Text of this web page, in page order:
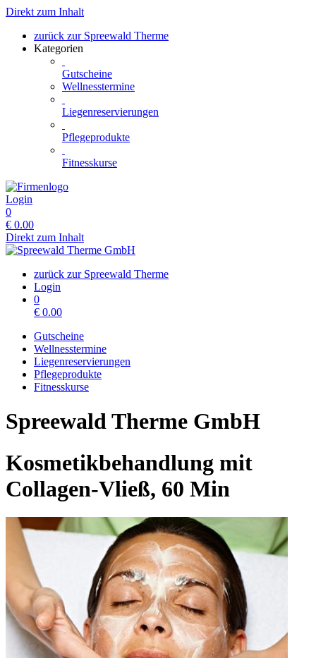
Direkt zum Inhalt
zurück zur Spreewald Therme
Kategorien
Gutscheine
Wellnesstermine
Liegenreservierungen
Pflegeprodukte
Fitnesskurse
Login
0
€ 0.00
Direkt zum Inhalt
zurück zur Spreewald Therme
Login
0
€ 0.00
Gutscheine
Wellnesstermine
Liegenreservierungen
Pflegeprodukte
Fitnesskurse
Spreewald Therme GmbH
Kosmetikbehandlung mit
Collagen-Vließ, 60 Min